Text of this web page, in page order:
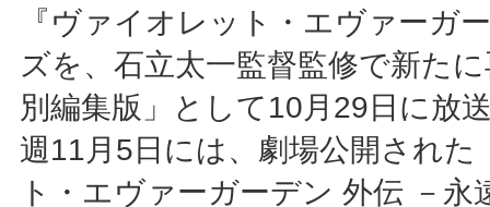
『ヴァイオレット・エヴァーガ
ズを、石立太一監督監修で新た
別編集版」として10月29日に放
週11月5日には、劇場公開された
ト・エヴァーガーデン 外伝 －永